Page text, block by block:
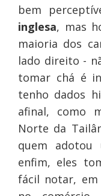
bem
inglesa, mas
maioria dos
lado direito -
tomar chá é
tenho dados
afinal, como
Norte da
quem adotou
enfim, eles
fácil notar, em